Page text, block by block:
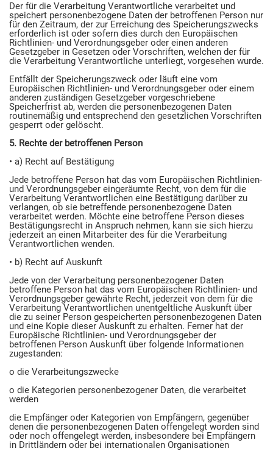
Der für die Verarbeitung Verantwortliche verarbeitet und
speichert personenbezogene Daten der betroffenen Person nur
für den Zeitraum, der zur Erreichung des Speicherungszwecks
erforderlich ist oder sofern dies durch den Europäischen
Richtlinien- und Verordnungsgeber oder einen anderen
Gesetzgeber in Gesetzen oder Vorschriften, welchen der für
die Verarbeitung Verantwortliche unterliegt, vorgesehen wurde.
Entfällt der Speicherungszweck oder läuft eine vom
Europäischen Richtlinien- und Verordnungsgeber oder einem
anderen zuständigen Gesetzgeber vorgeschriebene
Speicherfrist ab, werden die personenbezogenen Daten
routinemäßig und entsprechend den gesetzlichen Vorschriften
gesperrt oder gelöscht.
5. Rechte der betroffenen Person
• a) Recht auf Bestätigung
Jede betroffene Person hat das vom Europäischen Richtlinien-
und Verordnungsgeber eingeräumte Recht, von dem für die
Verarbeitung Verantwortlichen eine Bestätigung darüber zu
verlangen, ob sie betreffende personenbezogene Daten
verarbeitet werden. Möchte eine betroffene Person dieses
Bestätigungsrecht in Anspruch nehmen, kann sie sich hierzu
jederzeit an einen Mitarbeiter des für die Verarbeitung
Verantwortlichen wenden.
• b) Recht auf Auskunft
Jede von der Verarbeitung personenbezogener Daten
betroffene Person hat das vom Europäischen Richtlinien- und
Verordnungsgeber gewährte Recht, jederzeit von dem für die
Verarbeitung Verantwortlichen unentgeltliche Auskunft über
die zu seiner Person gespeicherten personenbezogenen Daten
und eine Kopie dieser Auskunft zu erhalten. Ferner hat der
Europäische Richtlinien- und Verordnungsgeber der
betroffenen Person Auskunft über folgende Informationen
zugestanden:
o die Verarbeitungszwecke
o die Kategorien personenbezogener Daten, die verarbeitet
werden
die Empfänger oder Kategorien von Empfängern, gegenüber
denen die personenbezogenen Daten offengelegt worden sind
oder noch offengelegt werden, insbesondere bei Empfängern
in Drittländern oder bei internationalen Organisationen